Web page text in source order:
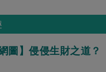
圖】侵侵生財之道？